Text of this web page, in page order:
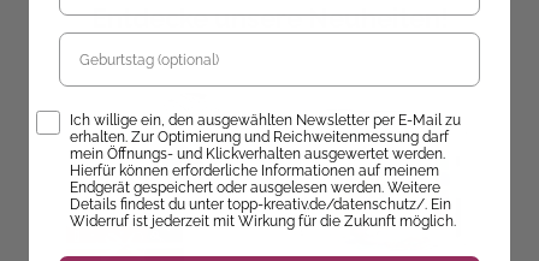
Entdecke unsere Neuheiten!
Geburtstag
Opt-InIch willige ein, den ausgewählten Newsletter per E-Mail zu
erhalten. Zur Optimierung und Reichweitenmessung darf
mein Öffnungs- und Klickverhalten ausgewertet werden.
Hierfür können erforderliche Informationen auf meinem
Endgerät gespeichert oder ausgelesen werden. Weitere
Details findest du unter topp-kreativ.de/datenschutz/. Ein
Widerruf ist jederzeit mit Wirkung für die Zukunft möglich.